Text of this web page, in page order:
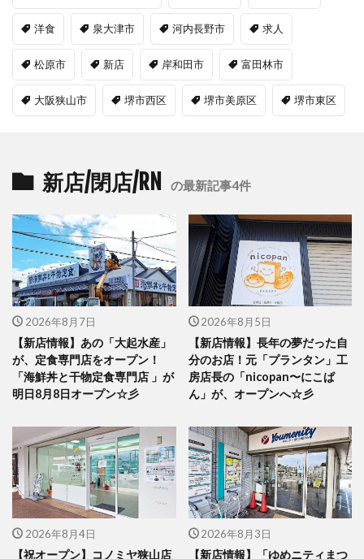
洋食 泉大津市 河内長野市 求人
松原市 新店 岸和田市 富田林市
大阪狭山市 堺市西区 堺市美原区 堺市東区
新店/閉店/RN の最新記事4件
2026年8月7日
【新店情報】あの「大起水産」
が、定食専門店をオープン！
「海鮮丼と干物定食専門店 」が
明日8月8日オープン☆彡
2026年8月5日
【新店情報】長年の夢だった自
分のお店！元「プランタン」工
房店長の「nicopan〜にこぱ
ん」が、オープンへ☆彡
2026年8月4日
【祝オープン】コノミヤ狭山店
2026年8月3日
【新店情報】「ゆめニティまつ